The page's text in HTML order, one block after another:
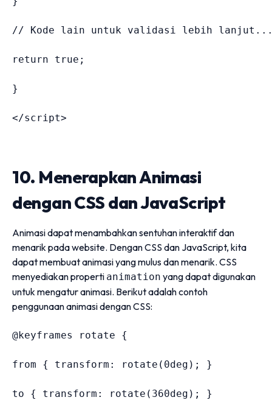
// Kode lain untuk validasi lebih
return true ;
}
</script>
10. Menerapkan Animasi
dengan CSS dan JavaScript
Animasi dapat menambahkan sentuhan interaktif dan
menarik pada website. Dengan CSS dan JavaScript, kita
dapat membuat animasi yang mulus dan menarik. CSS
menyediakan properti animation yang dapat digunakan
untuk mengatur animasi. Berikut adalah contoh
penggunaan animasi dengan CSS:
@keyframes rotate {
from { transform : rotate ( 0deg ) ; }
to { transform : rotate ( 360deg ) ; }